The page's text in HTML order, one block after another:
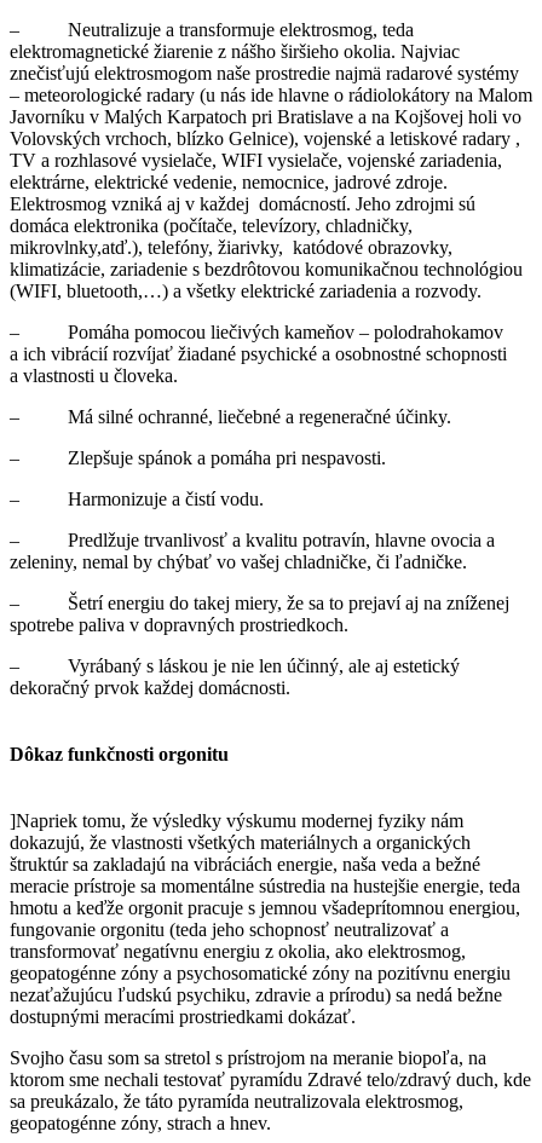
– Neutralizuje a transformuje elektrosmog, teda
elektromagnetické žiarenie z nášho širšieho okolia. Najviac
znečisťujú elektrosmogom naše prostredie najmä radarové systémy
– meteorologické radary (u nás ide hlavne o rádiolokátory na Malom
Javorníku v Malých Karpatoch pri Bratislave a na Kojšovej holi vo
Volovských vrchoch, blízko Gelnice), vojenské a letiskové radary ,
TV a rozhlasové vysielače, WIFI vysielače, vojenské zariadenia,
elektrárne, elektrické vedenie, nemocnice, jadrové zdroje.
Elektrosmog vzniká aj v každej domácností. Jeho zdrojmi sú
domáca elektronika (počítače, televízory, chladničky,
mikrovlnky,atď.), telefóny, žiarivky, katódové obrazovky,
klimatizácie, zariadenie s bezdrôtovou komunikačnou technológiou
(WIFI, bluetooth,…) a všetky elektrické zariadenia a rozvody.
– Pomáha pomocou liečivých kameňov – polodrahokamov
a ich vibrácií rozvíjať žiadané psychické a osobnostné schopnosti
a vlastnosti u človeka.
– Má silné ochranné, liečebné a regeneračné účinky.
– Zlepšuje spánok a pomáha pri nespavosti.
– Harmonizuje a čistí vodu.
– Predlžuje trvanlivosť a kvalitu potravín, hlavne ovocia a
zeleniny, nemal by chýbať vo vašej chladničke, či ľadničke.
– Šetrí energiu do takej miery, že sa to prejaví aj na zníženej
spotrebe paliva v dopravných prostriedkoch.
– Vyrábaný s láskou je nie len účinný, ale aj estetický
dekoračný prvok každej domácnosti.
Dôkaz funkčnosti orgonitu
]Napriek tomu, že výsledky výskumu modernej fyziky nám
dokazujú, že vlastnosti všetkých materiálnych a organických
štruktúr sa zakladajú na vibráciách energie, naša veda a bežné
meracie prístroje sa momentálne sústredia na hustejšie energie, teda
hmotu a keďže orgonit pracuje s jemnou všadeprítomnou energiou,
fungovanie orgonitu (teda jeho schopnosť neutralizovať a
transformovať negatívnu energiu z okolia, ako elektrosmog,
geopatogénne zóny a psychosomatické zóny na pozitívnu energiu
nezaťažujúcu ľudskú psychiku, zdravie a prírodu) sa nedá bežne
dostupnými meracími prostriedkami dokázať.
Svojho času som sa stretol s prístrojom na meranie biopoľa, na
ktorom sme nechali testovať pyramídu Zdravé telo/zdravý duch, kde
sa preukázalo, že táto pyramída neutralizovala elektrosmog,
geopatogénne zóny, strach a hnev.